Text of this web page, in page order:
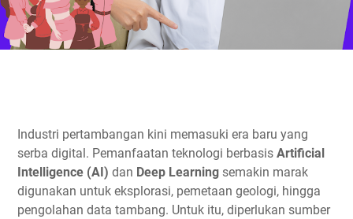
Industri pertambangan kini memasuki era baru yang
serba digital. Pemanfaatan teknologi berbasis Artificial
Intelligence (AI) dan Deep Learning semakin marak
digunakan untuk eksplorasi, pemetaan geologi, hingga
pengolahan data tambang. Untuk itu, diperlukan sumber